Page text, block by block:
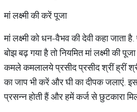
मां लक्ष्मी की करें पूजा
मां लक्ष्मी को धन-वैभव की देवी कहा जाता
बोझ बढ़ गया है तो नियमित मां लक्ष्मी की
कमले कमलालये प्रसीद प्रसीद श्रीं ह्रीं
का जाप भी करें और घी का दीपक जलाएं.
प्रसन्न होती हैं और हमें कर्ज से छुटकारा